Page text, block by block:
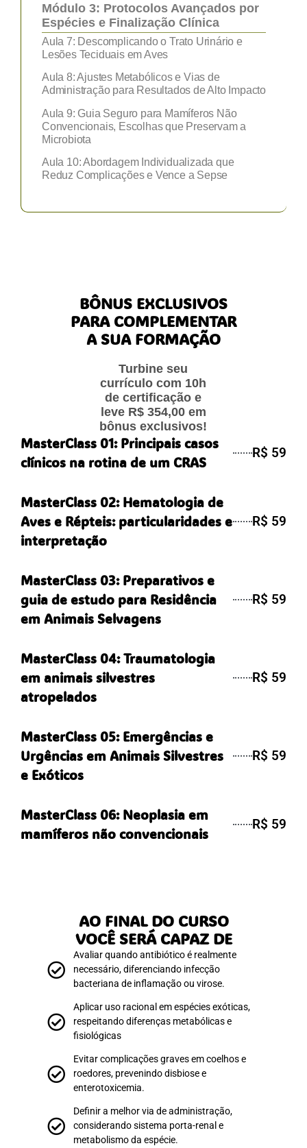
Módulo 3: Protocolos Avançados por
Espécies e Finalização Clínica
Aula 7: Descomplicando o Trato Urinário e
Lesões Teciduais em Aves
Aula 8: Ajustes Metabólicos e Vias de
Administração para Resultados de Alto Impacto
Aula 9: Guia Seguro para Mamíferos Não
Convencionais, Escolhas que Preservam a
Microbiota
Aula 10: Abordagem Individualizada que
Reduz Complicações e Vence a Sepse
BÔNUS EXCLUSIVOS
PARA COMPLEMENTAR
A SUA FORMAÇÃO
Turbine seu
currículo com 10h
de certificação e
leve R$ 354,00 em
bônus exclusivos!
MasterClass 01: Principais casos
clínicos na rotina de um CRAS
R$ 59
MasterClass 02: Hematologia de
Aves e Répteis: particularidades e
interpretação
R$ 59
MasterClass 03: Preparativos e
guia de estudo para Residência
em Animais Selvagens
R$ 59
MasterClass 04: Traumatologia
em animais silvestres
atropelados
R$ 59
MasterClass 05: Emergências e
Urgências em Animais Silvestres
e Exóticos
R$ 59
MasterClass 06: Neoplasia em
mamíferos não convencionais
R$ 59
AO FINAL DO CURSO
VOCÊ SERÁ CAPAZ DE
Avaliar quando antibiótico é realmente
necessário, diferenciando infecção
bacteriana de inflamação ou virose.
Aplicar uso racional em espécies exóticas,
respeitando diferenças metabólicas e
fisiológicas
Evitar complicações graves em coelhos e
roedores, prevenindo disbiose e
enterotoxicemia.
Definir a melhor via de administração,
considerando sistema porta-renal e
metabolismo da espécie.